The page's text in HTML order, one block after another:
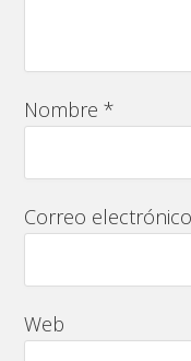
Nombre*
Correo
Web